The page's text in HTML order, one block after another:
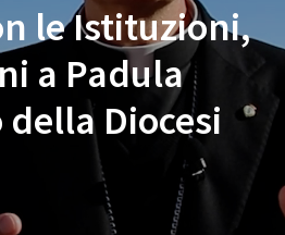
le Istituzioni,
a Padula
Diocesi